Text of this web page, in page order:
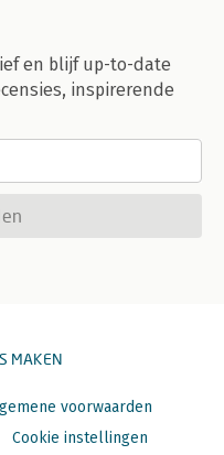
en blijf up-to-date
inspirerende
MAKEN
voorwaarden
Cookie instellingen